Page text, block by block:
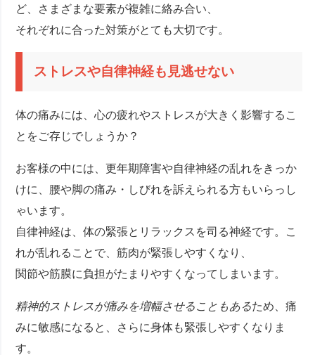
ど、さまざまな要素が複雑に絡み合い、
それぞれに合った対策がとても大切です。
ストレスや自律神経も見逃せない
体の痛みには、心の疲れやストレスが大きく影響するこ
とをご存じでしょうか？
お客様の中には、更年期障害や自律神経の乱れをきっか
けに、腰や脚の痛み・しびれを訴えられる方もいらっし
ゃいます。
自律神経は、体の緊張とリラックスを司る神経です。こ
れが乱れることで、筋肉が緊張しやすくなり、
関節や筋膜に負担がたまりやすくなってしまいます。
精神的ストレスが痛みを増幅させることもあるため、痛
みに敏感になると、さらに身体も緊張しやすくなりま
す。